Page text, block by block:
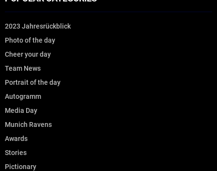
2023 Jahresrückblick
Photo of the day
Cheer your day
Team News
Portrait of the day
Autogramm
Media Day
Munich Ravens
Awards
Stories
Pictionary